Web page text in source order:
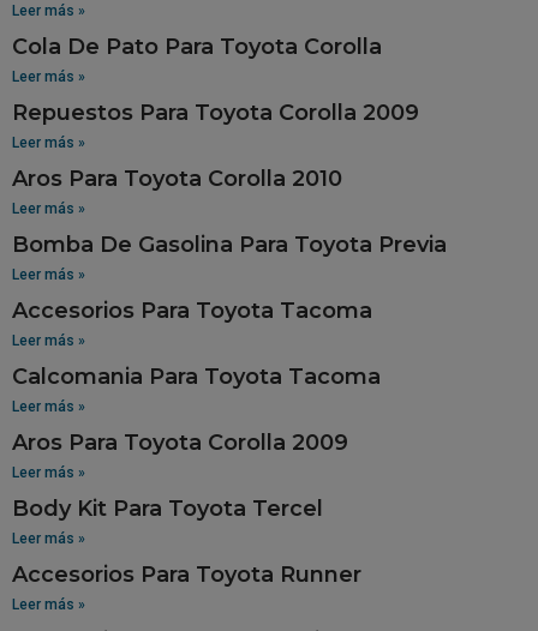
Leer más »
Cola De Pato Para Toyota Corolla
Leer más »
Repuestos Para Toyota Corolla 2009
Leer más »
Aros Para Toyota Corolla 2010
Leer más »
Bomba De Gasolina Para Toyota Previa
Leer más »
Accesorios Para Toyota Tacoma
Leer más »
Calcomania Para Toyota Tacoma
Leer más »
Aros Para Toyota Corolla 2009
Leer más »
Body Kit Para Toyota Tercel
Leer más »
Accesorios Para Toyota Runner
Leer más »